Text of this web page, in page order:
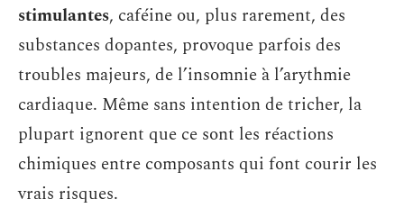
stimulantes, caféine ou, plus rarement, des
substances dopantes, provoque parfois des
troubles majeurs, de l’insomnie à l’arythmie
cardiaque. Même sans intention de tricher, la
plupart ignorent que ce sont les réactions
chimiques entre composants qui font courir les
vrais risques.